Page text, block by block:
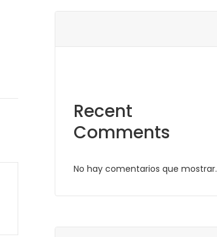
Recent
Comments
No hay comentarios que mostrar.